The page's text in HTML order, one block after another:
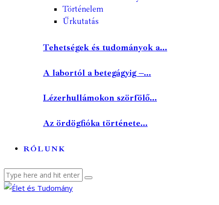
Történelem
Űrkutatás
Tehetségek és tudományok a...
A labortól a betegágyig –...
Lézerhullámokon szörfölő...
Az ördögfióka története...
RÓLUNK